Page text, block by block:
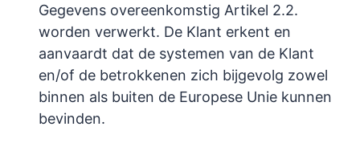
Gegevens overeenkomstig Artikel 2.2.
worden verwerkt. De Klant erkent en
aanvaardt dat de systemen van de Klant
en/of de betrokkenen zich bijgevolg zowel
binnen als buiten de Europese Unie kunnen
bevinden.